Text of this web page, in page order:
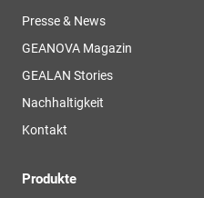
Presse & News
GEANOVA Magazin
GEALAN Stories
Nachhaltigkeit
Kontakt
Produkte